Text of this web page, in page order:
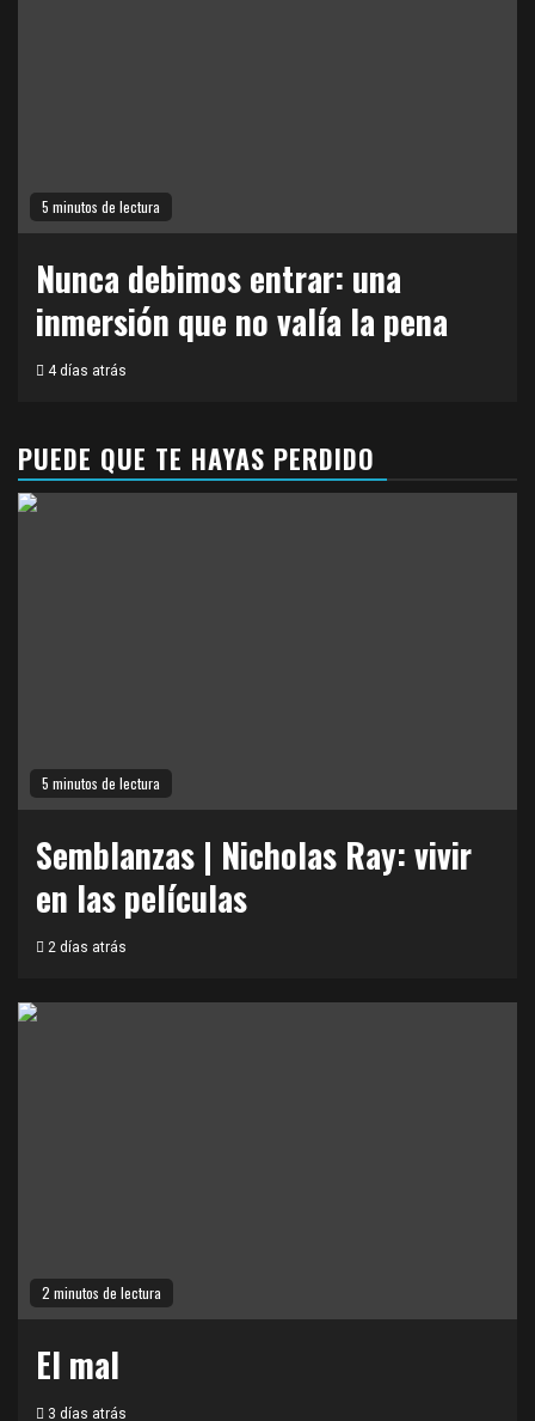
5 minutos de lectura
Nunca debimos entrar: una
inmersión que no valía la pena
4 días atrás
PUEDE QUE TE HAYAS PERDIDO
5 minutos de lectura
Semblanzas | Nicholas Ray: vivir
en las películas
2 días atrás
2 minutos de lectura
El mal
3 días atrás